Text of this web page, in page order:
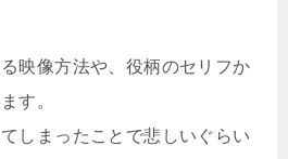
映像方法や、役柄のセリフか
す。
しまったことで悲しいぐらい